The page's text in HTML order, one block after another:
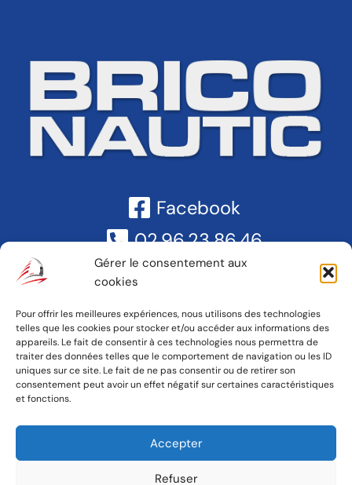
Gérer le consentement aux
cookies
Pour offrir les meilleures expériences, nous utilisons des technologies
telles que les cookies pour stocker et/ou accéder aux informations des
appareils. Le fait de consentir à ces technologies nous permettra de
traiter des données telles que le comportement de navigation ou les ID
uniques sur ce site. Le fait de ne pas consentir ou de retirer son
consentement peut avoir un effet négatif sur certaines caractéristiques
et fonctions.
Accepter
Refuser
Facebook
02.96.23.86.46
Zc Cote De Granit Rose,
22730
Trégastel
Accueil
Nous trouver
À propos